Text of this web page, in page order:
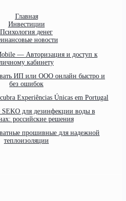
Главная
Инвестиции
Психология денег
новости
— Авторизация и доступ к
кабинету
ИП или ООО онлайн быстро и
без ошибок
Experiências Únicas em Portugal
SEKO для дезинфекции воды в
российские решения
прошивные для надежной
теплоизоляции